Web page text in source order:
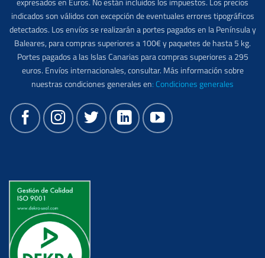
indicados son válidos con excepción de eventuales errores tipográficos
detectados. Los envíos se realizarán a portes pagados en la Península y
Baleares, para compras superiores a 100€ y paquetes de hasta 5 kg.
Portes pagados a las Islas Canarias para compras superiores a 295
euros. Envíos internacionales, consultar. Más información sobre
nuestras condiciones generales en: Condiciones generales